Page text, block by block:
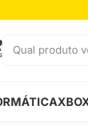
Qual produto